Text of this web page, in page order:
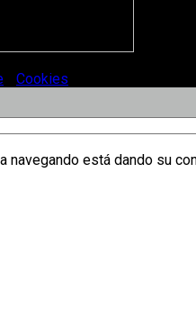
Cookies
está dando su